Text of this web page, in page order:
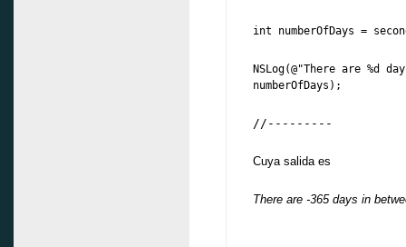
int numberOfDays =
NSLog(@"There are %d
numberOfDays);
//---------
Cuya salida es
There are -365 days in